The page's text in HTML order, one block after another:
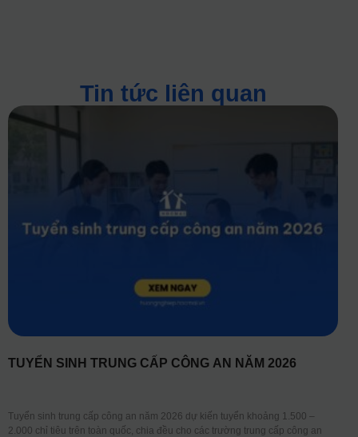
Tin tức liên quan
TUYỂN SINH TRUNG CẤP CÔNG AN NĂM 2026
Tuyển sinh trung cấp công an năm 2026 dự kiến tuyển khoảng 1.500 –
2.000 chỉ tiêu trên toàn quốc, chia đều cho các trường trung cấp công an